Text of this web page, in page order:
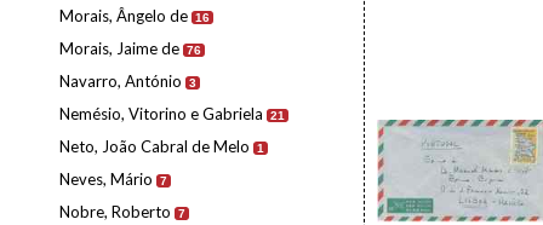
Morais, Ângelo de 16
Morais, Jaime de 76
Navarro, António 3
Nemésio, Vitorino e Gabriela 21
Neto, João Cabral de Melo 1
Neves, Mário 7
Nobre, Roberto 7